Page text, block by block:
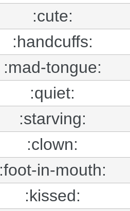
:cute:
:handcuffs:
:mad-tongue:
:quiet:
:starving:
:clown:
:foot-in-mouth:
:kissed: